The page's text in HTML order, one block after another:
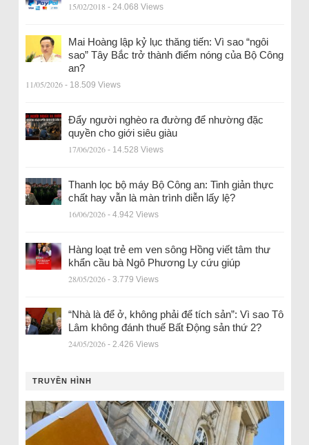
15/02/2018 - 24.068 Views
Mai Hoàng lập kỷ lục thăng tiến: Vì sao “ngôi
sao” Tây Bắc trở thành điểm nóng của Bộ Công
an?
11/05/2026 - 18.509 Views
Đẩy người nghèo ra đường để nhường đặc
quyền cho giới siêu giàu
17/06/2026 - 14.528 Views
Thanh lọc bộ máy Bộ Công an: Tinh giản thực
chất hay vẫn là màn trình diễn lấy lệ?
16/06/2026 - 4.942 Views
Hàng loạt trẻ em ven sông Hồng viết tâm thư
khẩn cầu bà Ngô Phương Ly cứu giúp
28/05/2026 - 3.779 Views
“Nhà là để ở, không phải để tích sản”: Vì sao Tô
Lâm không đánh thuế Bất Động sản thứ 2?
24/05/2026 - 2.426 Views
TRUYỀN HÌNH